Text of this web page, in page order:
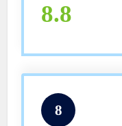
8.8
8